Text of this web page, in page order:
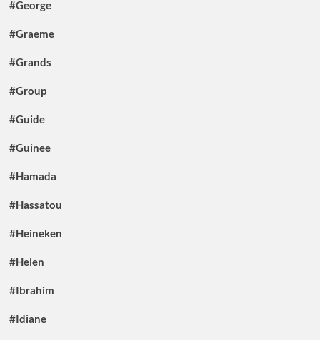
#George
#Graeme
#Grands
#Group
#Guide
#Guinee
#Hamada
#Hassatou
#Heineken
#Helen
#Ibrahim
#Idiane